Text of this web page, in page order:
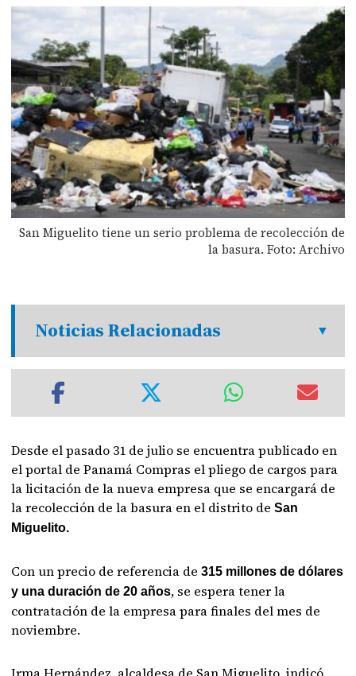
San Miguelito tiene un serio problema de recolección de
la basura. Foto: Archivo
Noticias Relacionadas
Desde el pasado 31 de julio se encuentra publicado en
el portal de Panamá Compras el pliego de cargos para
la licitación de la nueva empresa que se encargará de
la recolección de la basura en el distrito deSan
Miguelito.
Con un precio de referencia de315 millones de dólares
y una duración de 20 años, se espera tener la
contratación de la empresa para finales del mes de
noviembre.